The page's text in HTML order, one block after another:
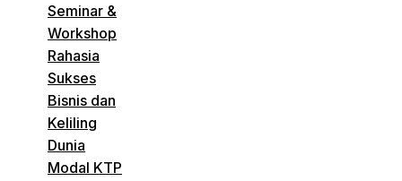
Seminar &
Workshop
Rahasia
Sukses
Bisnis dan
Keliling
Dunia
Modal KTP